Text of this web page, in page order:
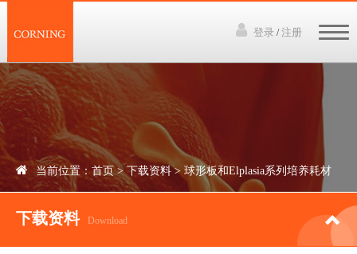
登录 /注册
产品中心
下载资料
讲座视频
当前位置：首页>下载资料> 球形板和Elplasia系列培养耗材
下载资料 Download